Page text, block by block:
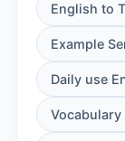
English to
Example
Daily use